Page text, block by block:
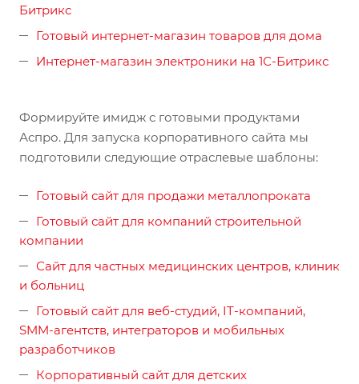
Битрикс
Готовый интернет-магазин товаров для дома
Интернет-магазин электроники на 1С-Битрикс
Формируйте имидж с готовыми продуктами
Аспро. Для запуска корпоративного сайта мы
подготовили следующие отраслевые шаблоны:
Готовый сайт для продажи металлопроката
Готовый сайт для компаний строительной
компании
Сайт для частных медицинских центров, клиник
и больниц
Готовый сайт для веб-студий, IT-компаний,
SMM-агентств, интеграторов и мобильных
разработчиков
Корпоративный сайт для детских